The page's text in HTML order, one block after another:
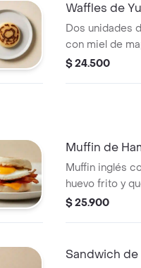
Waffles de
Dos unidades
con miel de
$ 24.500
Muffin de
Muffin inglés
huevo frito y
$ 25.900
Sandwich